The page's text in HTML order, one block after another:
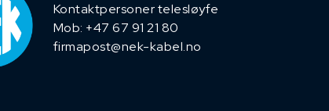
Kontaktpersoner telesløyfe
Mob: +47 67 91 21 80
firmapost@nek-kabel.no